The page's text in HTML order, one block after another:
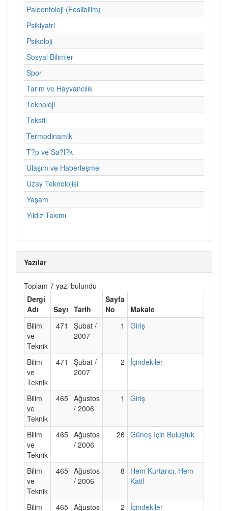
Paleontoloji (Fosilbilim)
Psikiyatri
Psikoloji
Sosyal Bilimler
Spor
Tarım ve Hayvancılık
Teknoloji
Tekstil
Termodinamik
T?p ve Sa?l?k
Ulaşım ve Haberleşme
Uzay Teknolojisi
Yaşam
Yıldız Takımı
Yazılar
Toplam 7 yazı bulundu
Dergi
Adı
Sayı Tarih
Sayfa
No
Makale
Bilim
ve
Teknik
471
Şubat /
2007
1 Giriş
Bilim
ve
Teknik
471
Şubat /
2007
2 İçindekiler
Bilim
ve
Teknik
465 Ağustos
/ 2006
1 Giriş
Bilim
ve
Teknik
465 Ağustos
/ 2006
26 Güneş İçin Buluştuk
Bilim
ve
Teknik
465 Ağustos
/ 2006
8
Hem Kurtarıcı, Hem
Katil
Bilim 465 Ağustos 2 İçindekiler